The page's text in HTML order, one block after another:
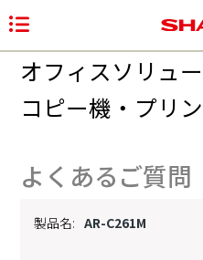
オフィスソリュ
コピー機・プリ
よくあるご質問
製品名: AR-C261M